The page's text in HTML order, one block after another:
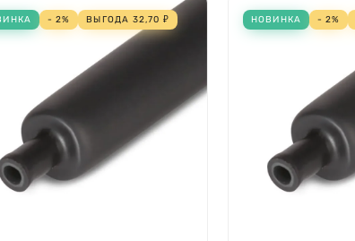
- 2% ВЫГОДА 32,70 ₽ НОВИНКА - 2%